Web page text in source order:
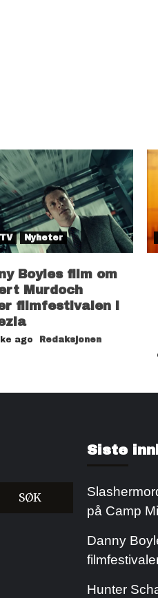
Nyheter
Boyles film om
Murdoch
filmfestivalen i
ago Redaksjonen
Siste
på Camp
Danny
Hunter